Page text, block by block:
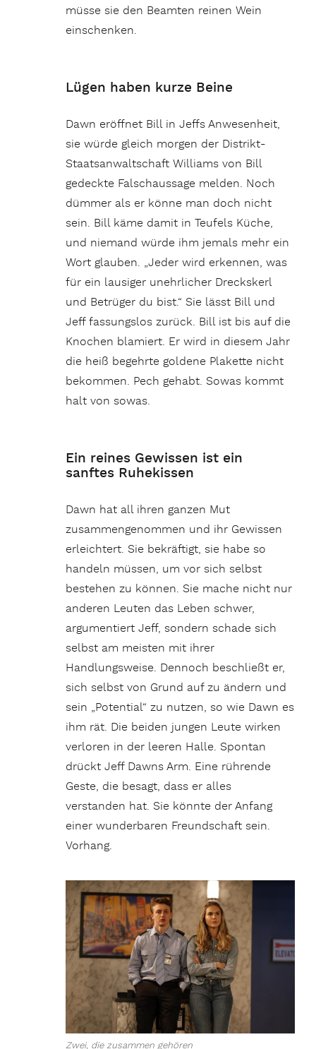
müsse sie den Beamten reinen Wein
einschenken.
Lügen haben kurze Beine
Dawn eröffnet Bill in Jeffs Anwesenheit,
sie würde gleich morgen der Distrikt-
Staatsanwaltschaft Williams von Bill
gedeckte Falschaussage melden. Noch
dümmer als er könne man doch nicht
sein. Bill käme damit in Teufels Küche,
und niemand würde ihm jemals mehr ein
Wort glauben. „Jeder wird erkennen, was
für ein lausiger unehrlicher Dreckskerl
und Betrüger du bist.“ Sie lässt Bill und
Jeff fassungslos zurück. Bill ist bis auf die
Knochen blamiert. Er wird in diesem Jahr
die heiß begehrte goldene Plakette nicht
bekommen. Pech gehabt. Sowas kommt
halt von sowas.
Ein reines Gewissen ist ein
sanftes Ruhekissen
Dawn hat all ihren ganzen Mut
zusammengenommen und ihr Gewissen
erleichtert. Sie bekräftigt, sie habe so
handeln müssen, um vor sich selbst
bestehen zu können. Sie mache nicht nur
anderen Leuten das Leben schwer,
argumentiert Jeff, sondern schade sich
selbst am meisten mit ihrer
Handlungsweise. Dennoch beschließt er,
sich selbst von Grund auf zu ändern und
sein „Potential“ zu nutzen, so wie Dawn es
ihm rät. Die beiden jungen Leute wirken
verloren in der leeren Halle. Spontan
drückt Jeff Dawns Arm. Eine rührende
Geste, die besagt, dass er alles
verstanden hat. Sie könnte der Anfang
einer wunderbaren Freundschaft sein.
Vorhang.
Zwei, die zusammen gehören